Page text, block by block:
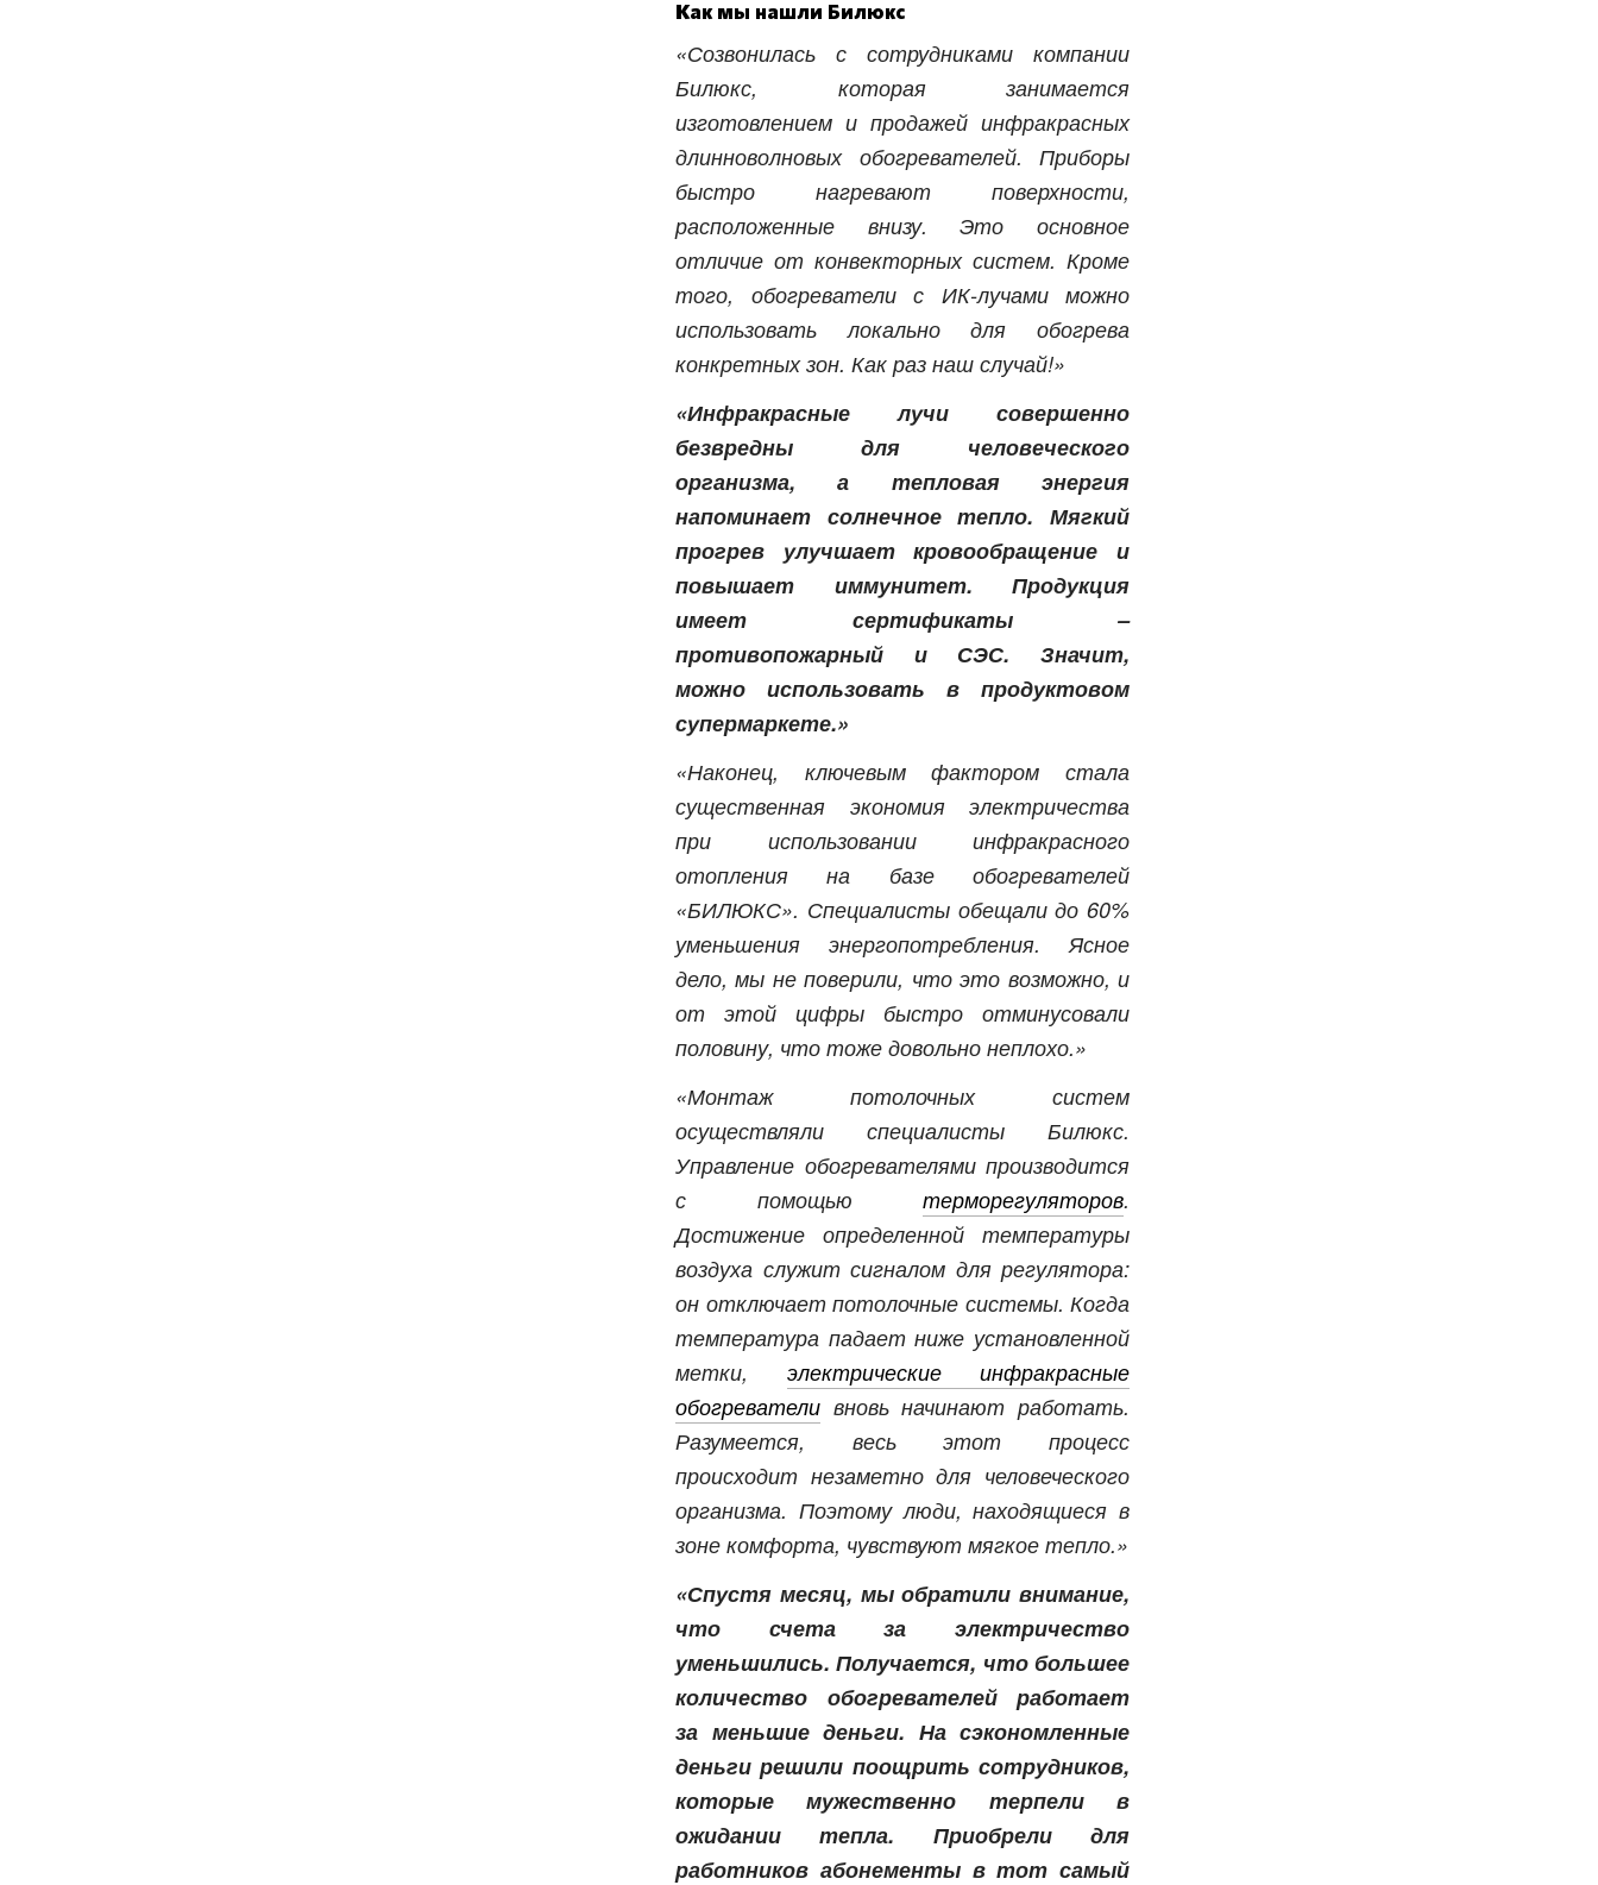
Как мы нашли Билюкс
«Созвонилась с сотрудниками компании
Билюкс, которая занимается
изготовлением и продажей инфракрасных
длинноволновых обогревателей. Приборы
быстро нагревают поверхности,
расположенные внизу. Это основное
отличие от конвекторных систем. Кроме
того, обогреватели с ИК-лучами можно
использовать локально для обогрева
конкретных зон. Как раз наш случай!»
«Инфракрасные лучи совершенно
безвредны для человеческого
организма, а тепловая энергия
напоминает солнечное тепло. Мягкий
прогрев улучшает кровообращение и
повышает иммунитет. Продукция
имеет сертификаты –
противопожарный и СЭС. Значит,
можно использовать в продуктовом
супермаркете.»
«Наконец, ключевым фактором стала
существенная экономия электричества
при использовании инфракрасного
отопления на базе обогревателей
«БИЛЮКС». Специалисты обещали до 60%
уменьшения энергопотребления. Ясное
дело, мы не поверили, что это возможно, и
от этой цифры быстро отминусовали
половину, что тоже довольно неплохо.»
«Монтаж потолочных систем
осуществляли специалисты Билюкс.
Управление обогревателями производится
с помощью терморегуляторов.
Достижение определенной температуры
воздуха служит сигналом для регулятора:
он отключает потолочные системы. Когда
температура падает ниже установленной
метки, электрические инфракрасные
обогреватели вновь начинают работать.
Разумеется, весь этот процесс
происходит незаметно для человеческого
организма. Поэтому люди, находящиеся в
зоне комфорта, чувствуют мягкое тепло.»
«Спустя месяц, мы обратили внимание,
что счета за электричество
уменьшились. Получается, что большее
количество обогревателей работает
за меньшие деньги. На сэкономленные
деньги решили поощрить сотрудников,
которые мужественно терпели в
ожидании тепла. Приобрели для
работников абонементы в тот самый
Ивано-Франковск
Винница